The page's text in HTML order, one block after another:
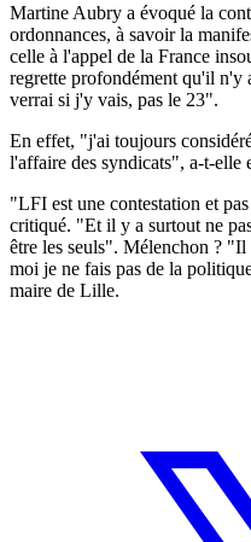
Martine Aubry a évoqué la
ordonnances, à savoir la
celle à l'appel de la France
regrette profondément qu'il n'y
verrai si j'y vais, pas le 23".
En effet, "j'ai toujours
l'affaire des syndicats", a-t-elle
"LFI est une contestation et
critiqué. "Et il y a surtout ne
être les seuls". Mélenchon ?
moi je ne fais pas de la
maire de Lille.